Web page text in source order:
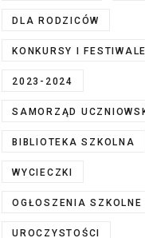
DLA RODZICÓW
KONKURSY I FESTIWALE
2023-2024
SAMORZĄD
BIBLIOTEKA SZKOLNA
WYCIECZKI
OGŁOSZENIA SZKOLNE
UROCZYSTOŚCI